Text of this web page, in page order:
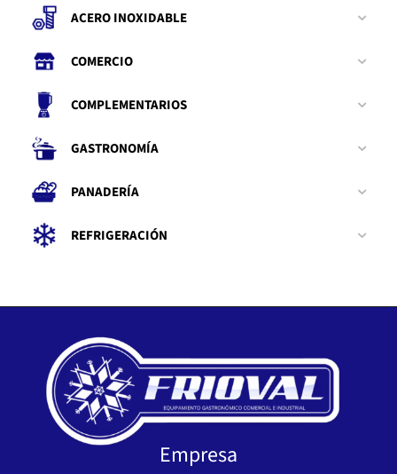
ACERO INOXIDABLE
COMERCIO
COMPLEMENTARIOS
GASTRONOMÍA
PANADERÍA
REFRIGERACIÓN
Empresa